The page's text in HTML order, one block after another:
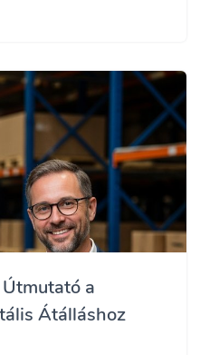
a
Átálláshoz